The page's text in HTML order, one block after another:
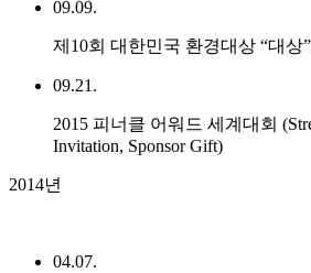
09.09.
제10회 대한민국 환경대상 “대상
09.21.
2015 피너클 어워드 세계대회
Invitation, Sponsor Gift)
2014년
04.07.